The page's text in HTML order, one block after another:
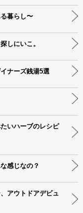
暮らし〜
しにいこ。
ナーズ銭湯5選
いハーブのレシピ
感じなの？
アウトドアデビュ